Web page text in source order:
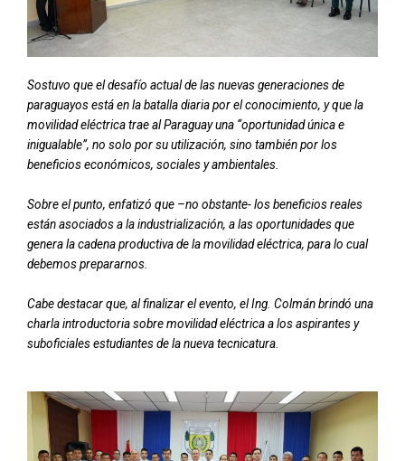
Sostuvo que el desafío actual de las nuevas generaciones de
paraguayos está en la batalla diaria por el conocimiento, y que la
movilidad eléctrica trae al Paraguay una “oportunidad única e
inigualable”, no solo por su utilización, sino también por los
beneficios económicos, sociales y ambientales.
Sobre el punto, enfatizó que –no obstante- los beneficios reales
están asociados a la industrialización, a las oportunidades que
genera la cadena productiva de la movilidad eléctrica, para lo cual
debemos prepararnos.
Cabe destacar que, al finalizar el evento, el Ing. Colmán brindó una
charla introductoria sobre movilidad eléctrica a los aspirantes y
suboficiales estudiantes de la nueva tecnicatura.